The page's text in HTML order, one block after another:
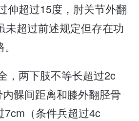
伸超过15度，肘关节外翻
未超过前述规定但存在功
，两下肢不等长超过2c
髁间距离和膝外翻胫骨
7cm（条件兵超过4c